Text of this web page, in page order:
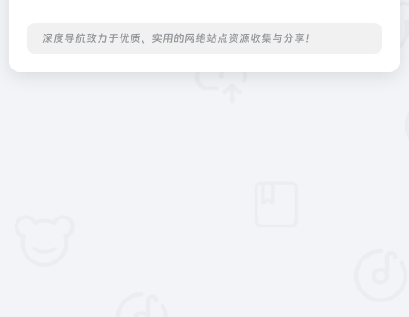
深度导航致力于优质、实用的网络站点资源收集与分享！